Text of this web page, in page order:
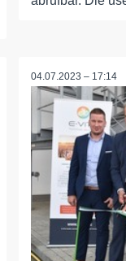
04.07.2023 – 17:14